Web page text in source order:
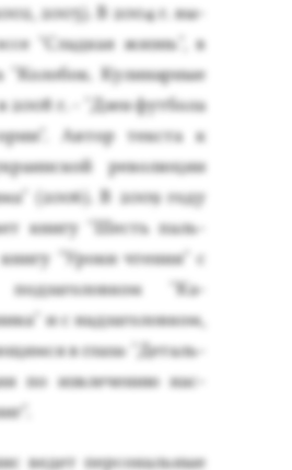
2003). В 2004 г. вы­
"Слад­кая жизнь", в
"Ко­лобок. Ку­линар­ные
2008 г. - "Дзен фут­бо­ла
Ав­тор тек­ста к
ре­волю­ции
(2006). В 2009 го­ду
кни­гу "Шесть паль­
"Уро­ки чте­ния" с
под­за­голов­ком "Ка­
и с над­за­голов­ком,
в гла­за: "Де­таль­
по из­вле­чению нас­
ве­дет пер­со­наль­ные